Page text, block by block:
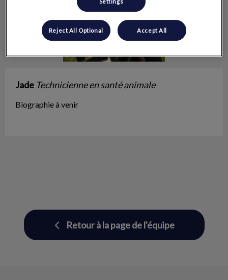
Jade Technicienne en santé animale
Biographie à venir
Retour à la page de l'équipe
Reject All Optional Accept All